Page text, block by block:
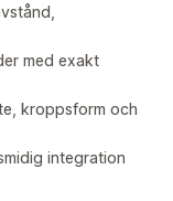
med exakt
kroppsform och
integration